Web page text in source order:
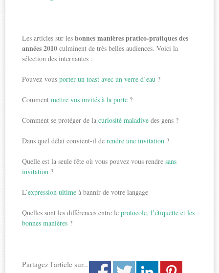
Les articles sur lesbonnes manières pratico-pratiques des
années 2010 culminent de très belles audiences. Voici la
sélection des internautes :
Pouvez-vousporter un toast avec un verre d’eau ?
Commentmettre vos invités à la porte ?
Comment se protéger de lacuriosité maladive des gens ?
Dans quel délai convient-il derendre une invitation ?
Quelle est la seule fête où vous pouvez vous rendresans
invitation ?
L’expression ultime à bannir de votre langage
Quelles sont les différences entre leprotocole, l’étiquette et les
bonnes manières ?
Partagez l'article sur...